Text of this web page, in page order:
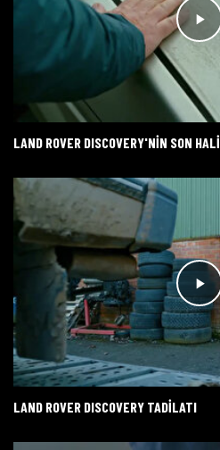
LAND ROVER DISCOVERY'NİN SON HALİ
LAND ROVER DISCOVERY TADİLATI